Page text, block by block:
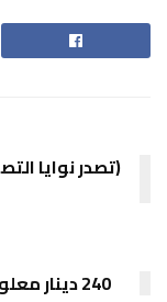
(تصدر نوايا
240 دينار معلوم استخراج جواز السفر البيومتري..!!!